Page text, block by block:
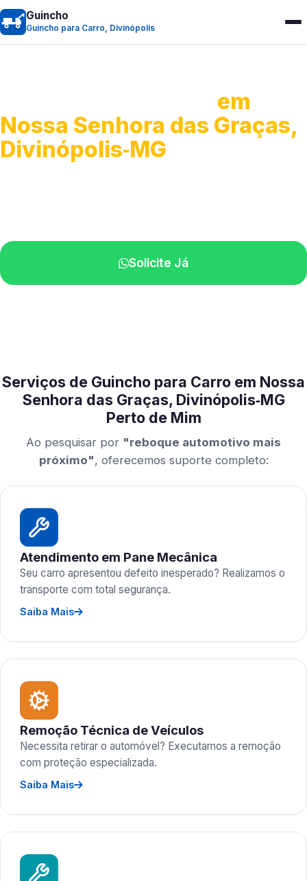
Guincho
Guincho para Carro, Divinópolis
em
Nossa Senhora das Graças,
Divinópolis‑MG
Solicite Já
Serviços de Guincho para Carro em Nossa
Senhora das Graças, Divinópolis‑MG
Perto de Mim
Ao pesquisar por "reboque automotivo mais
próximo", oferecemos suporte completo:
Atendimento em Pane Mecânica
Seu carro apresentou defeito inesperado? Realizamos o
transporte com total segurança.
Saiba Mais
Remoção Técnica de Veículos
Necessita retirar o automóvel? Executamos a remoção
com proteção especializada.
Saiba Mais